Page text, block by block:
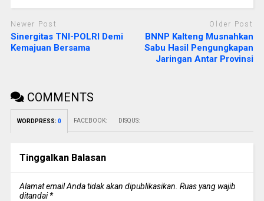
Newer Post
Sinergitas TNI-POLRI Demi
Kemajuan Bersama
Older Post
BNNP Kalteng Musnahkan
Sabu Hasil Pengungkapan
Jaringan Antar Provinsi
COMMENTS
WORDPRESS: 0 FACEBOOK: DISQUS:
Tinggalkan Balasan
Alamat email Anda tidak akan dipublikasikan. Ruas yang wajib
ditandai*